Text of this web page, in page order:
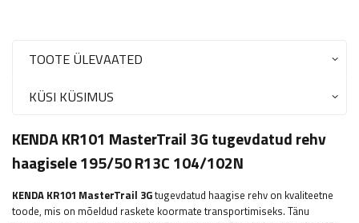
TOOTE ÜLEVAATED
KÜSI KÜSIMUS
KENDA KR101 MasterTrail 3G tugevdatud rehv
haagisele 195/50 R13C 104/102N
KENDA KR101 MasterTrail 3Gtugevdatud haagise rehv on kvaliteetne
toode, mis on mõeldud raskete koormate transportimiseks. Tänu